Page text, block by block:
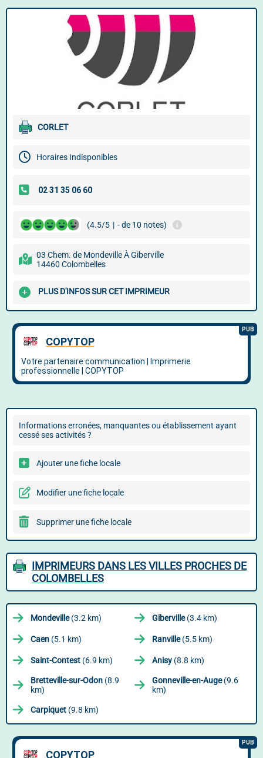
CORLET
Horaires Indisponibles
(4.5/5 | - de 10 notes)
03 Chem. de Mondeville À Giberville
14460 Colombelles
PLUS D'INFOS SUR CET IMPRIMEUR
Informations erronées, manquantes ou établissement ayant
cessé ses activités ?
Ajouter une fiche locale
Modifier une fiche locale
Supprimer une fiche locale
IMPRIMEURS DANS LES VILLES PROCHES DE
COLOMBELLES
Mondeville(3.2 km) Giberville(3.4 km)
Caen (5.1 km) Ranville(5.5 km)
Saint-Contest (6.9 km) Anisy (8.8 km)
Bretteville-sur-Odon (8.9
km)
Gonneville-en-Auge(9.6
km)
Carpiquet (9.8 km)